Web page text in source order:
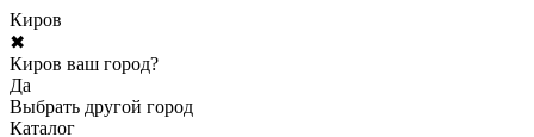
Киров
✖
Киров ваш город?
Да
Выбрать другой город
Каталог